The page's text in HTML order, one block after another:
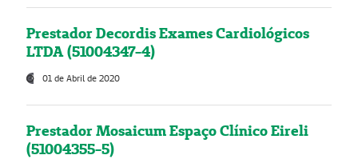
Prestador Decordis Exames Cardiológicos
LTDA (51004347-4)
01 de Abril de 2020
Prestador Mosaicum Espaço Clínico Eireli
(51004355-5)